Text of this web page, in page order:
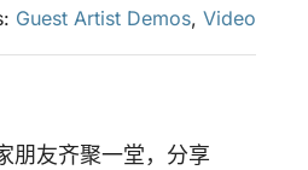
Guest Artist Demos, Video
朋友齐聚一堂，分享